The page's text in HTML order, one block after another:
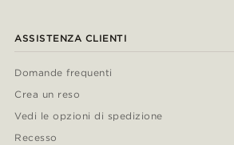
ASSISTENZA CLIENTI
Domande frequenti
Crea un reso
Vedi le opzioni di spedizione
Recesso